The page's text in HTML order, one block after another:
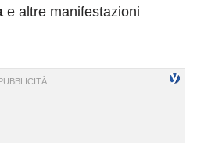
e altre manifestazioni